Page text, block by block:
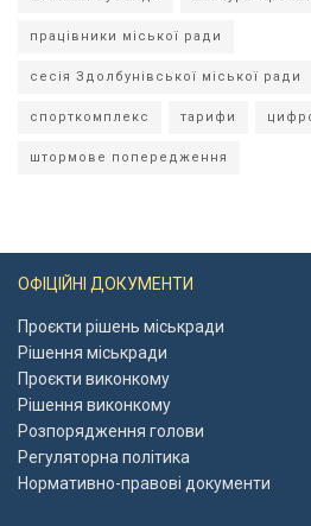
працівники міської ради
сесія Здолбунівської міської ради
спорткомплекс тарифи
штормове попередження
ОФІЦІЙНІ ДОКУМЕНТИ
Проєкти рішень міськради
Рішення міськради
Проєкти виконкому
Рішення виконкому
Розпорядження голови
Регуляторна політика
Нормативно-правові документи